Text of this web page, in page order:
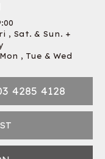
, Sat. & Sun. +
, Tue & Wed
4285 4128